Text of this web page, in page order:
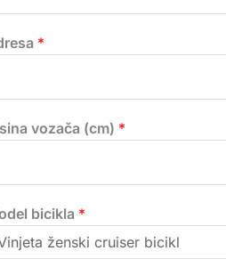
*
vozača (cm) *
bicikla *